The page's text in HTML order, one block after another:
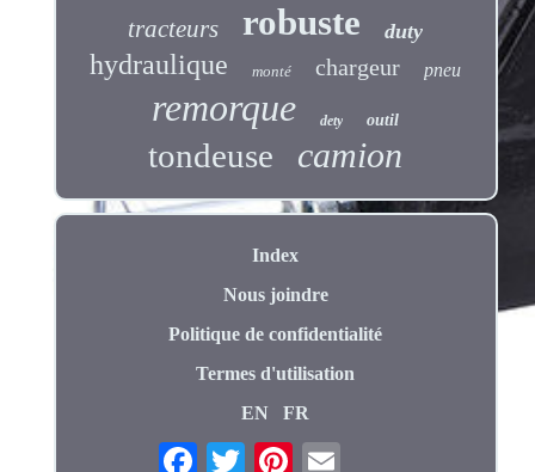
tracteurs robuste duty
hydraulique monté chargeur pneu
remorque dety outil
tondeuse camion
Index
Nous joindre
Politique de confidentialité
Termes d'utilisation
EN
FR